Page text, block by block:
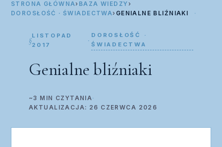
STRONA GŁÓWNA› BAZA WIEDZY›
DOROSŁOŚĆ · ŚWIADECTWA› GENIALNE BLIŹNIAKI
LISTOPAD
2017
·
DOROSŁOŚĆ ·
ŚWIADECTWA
Genialne bliźniaki
~3 MIN CZYTANIA·
AKTUALIZACJA: 26 CZERWCA 2026